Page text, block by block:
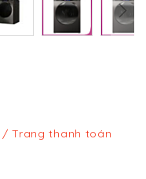
/ Trang thanh toán